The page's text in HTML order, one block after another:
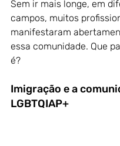
Sem ir mais longe, em
campos, muitos
manifestaram
essa comunidade. Que
é?
Imigração e a
LGBTQIAP+